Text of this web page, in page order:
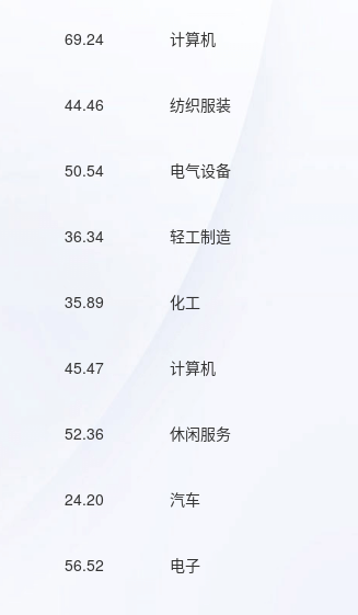
69.24 计算机
44.46 纺织服装
50.54 电气设备
36.34 轻工制造
35.89 化工
45.47 计算机
52.36 休闲服务
24.20 汽车
56.52 电子